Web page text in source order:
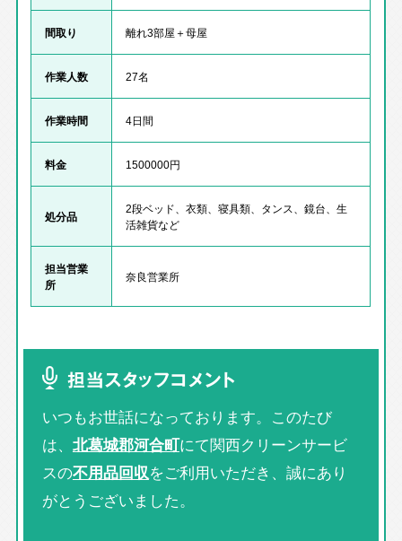
間取り 離れ3部屋＋母屋
作業人数 27名
作業時間 4日間
料金 1500000円
処分品
2段ベッド、衣類、寝具類、タンス、鏡台、生
活雑貨など
担当営業
所
奈良営業所
担当スタッフコメント
いつもお世話になっております。このたび
は、 北葛城郡河合町にて関西クリーンサービ
スの不用品回収をご利用いただき、誠にあり
がとうございました。